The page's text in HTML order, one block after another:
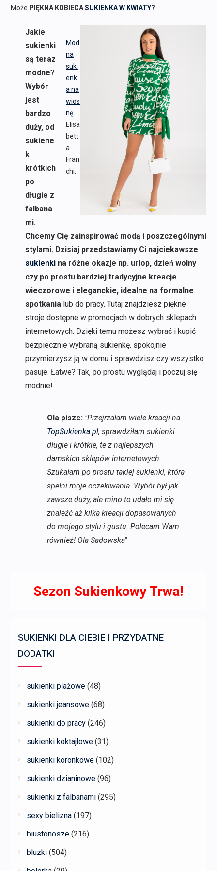
Może PIĘKNA KOBIECASUKIENKA W KWIATY?
Mod
na
suki
enk
a na
wios
nę
Elisa
bett
a
Fran
chi.
Jakie
sukienki
są teraz
modne?
Wybór
jest
bardzo
duży, od
sukiene
k
krótkich
po
długie z
falbana
mi.
Chcemy Cię zainspirować modą i poszczególnymi
stylami. Dzisiaj przedstawiamy Ci najciekawsze
sukienkina różne okazje np. urlop, dzień wolny
czy po prostu bardziej tradycyjne kreacje
wieczorowe i eleganckie, idealne na formalne
spotkanialub do pracy. Tutaj znajdziesz piękne
stroje dostępne w promocjach w dobrych sklepach
internetowych. Dzięki temu możesz wybrać i kupić
bezpiecznie wybraną sukienkę, spokojnie
przymierzysz ją w domu i sprawdzisz czy wszystko
pasuje. Łatwe? Tak, po prostu wyglądaj i poczuj się
modnie!
Ola pisze: "Przejrzałam wiele kreacji na
TopSukienka.pl, sprawdziłam sukienki
długie i krótkie, te z najlepszych
damskich sklepów internetowych.
Szukałam po prostu takiej sukienki, która
spełni moje oczekiwania. Wybór był jak
zawsze duży, ale mino to udało mi się
znaleźć aż kilka kreacji dopasowanych
do mojego stylu i gustu. Polecam Wam
również! Ola Sadowska"
Sezon Sukienkowy Trwa!
SUKIENKI DLA CIEBIE I PRZYDATNE
DODATKI
sukienki plażowe (48)
sukienki jeansowe (68)
sukienki do pracy (246)
sukienki koktajlowe (31)
sukienki koronkowe (102)
sukienki dzianinowe (96)
sukienki z falbanami (295)
sexy bielizna (197)
biustonosze (216)
bluzki (504)